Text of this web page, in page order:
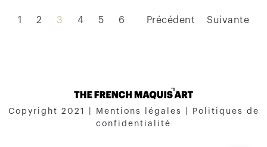
1 2 3 4 5 6 Suivante
Précédent
Copyright 2021 | Mentions légales
Politiques de
confidentialité